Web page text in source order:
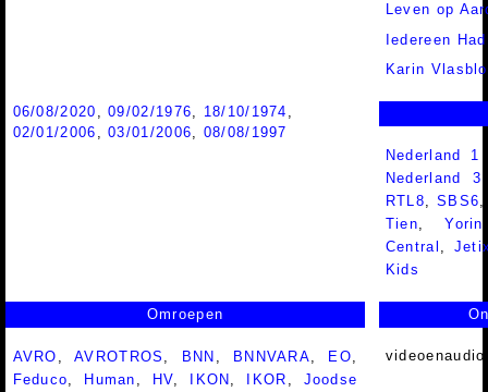
Leven op
Iedereen
Karin
06/08/2020 ,09/02/1976 18/10/1974
02/01/2006 ,03/01/2006
08/08/1997
Nederland
Nederland
RTL8,SBS6
Tien,Yorin
Central ,
Kids
Omroepen
AVRO ,AVROTROS BNN BNNVARA EO
Feduco
Human HV IKON IKOR
Joodse